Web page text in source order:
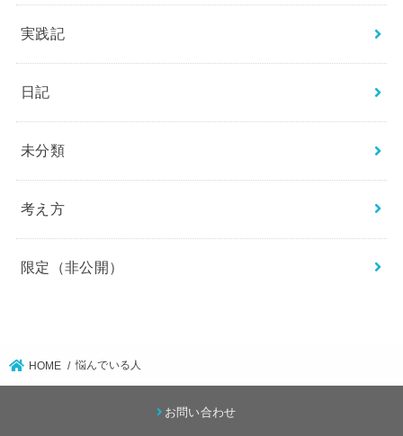
実践記
日記
未分類
考え方
限定（非公開）
HOME 悩んでいる人
お問い合わせ